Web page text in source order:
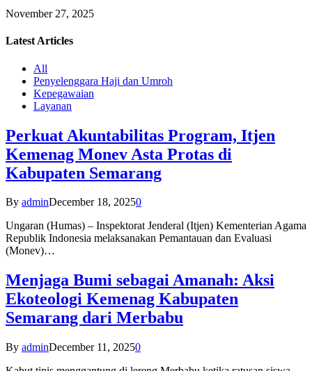
November 27, 2025
Latest Articles
All
Penyelenggara Haji dan Umroh
Kepegawaian
Layanan
Perkuat Akuntabilitas Program, Itjen
Kemenag Monev Asta Protas di
Kabupaten Semarang
By adminDecember 18, 20250
Ungaran (Humas) – Inspektorat Jenderal (Itjen) Kementerian Agama
Republik Indonesia melaksanakan Pemantauan dan Evaluasi
(Monev)…
Menjaga Bumi sebagai Amanah: Aksi
Ekoteologi Kemenag Kabupaten
Semarang dari Merbabu
By adminDecember 11, 20250